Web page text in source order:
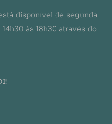
disponível de segunda
às 18h30 através do